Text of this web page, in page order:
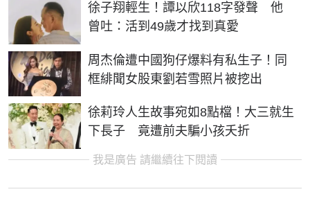
徐子翔輕生！譚以欣118字發聲 他
曾吐：活到49歲才找到真愛
周杰倫遭中國狗仔爆料有私生子！同
框緋聞女股東劉若雪照片被挖出
徐莉玲人生故事宛如8點檔！大三就生
下長子 竟遭前夫騙小孩夭折
我是廣告 請繼續往下閱讀